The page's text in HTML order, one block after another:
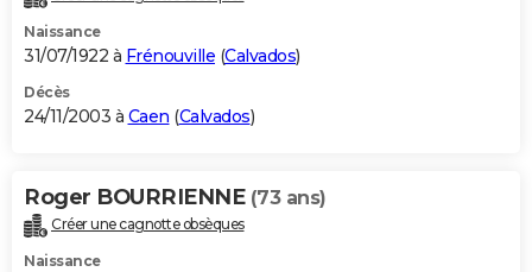
Naissance
31/07/1922 à Frénouville (Calvados)
Décès
24/11/2003 à Caen (Calvados)
Roger BOURRIENNE (73 ans)
Créer une cagnotte obsèques
Naissance